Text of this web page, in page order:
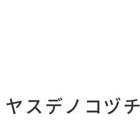
ヤスデノコヅチ